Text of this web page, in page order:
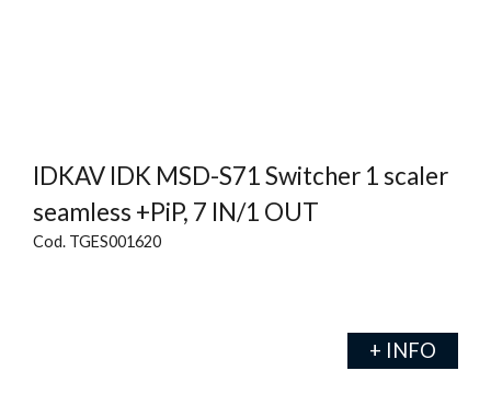
IDKAV IDK MSD-S71 Switcher 1 scaler
seamless +PiP, 7 IN/1 OUT
Cod. TGES001620
+ INFO